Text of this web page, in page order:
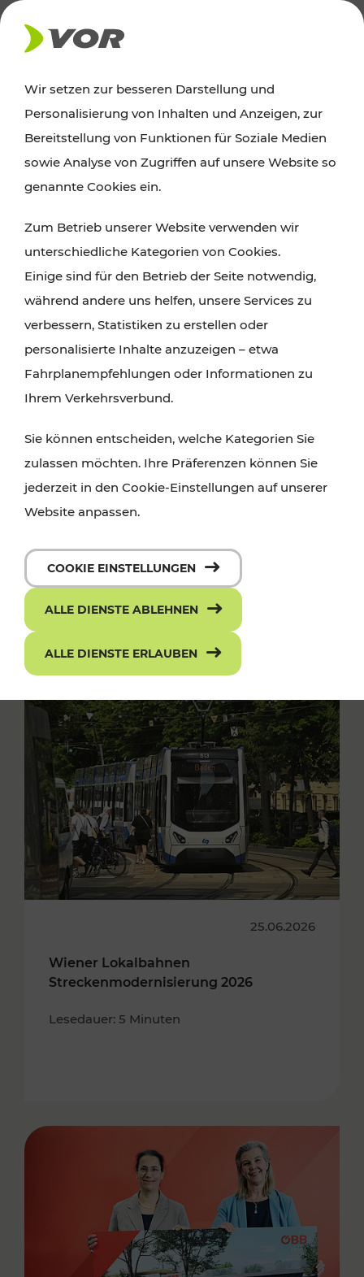
AKTUELLES
News
Alle wichtigen Meldungen zu Fahrplanänderungen,
finden Sie hier im Überblick.
25.06.2026
Wiener Lokalbahnen
Streckenmodernisierung 2026
Lesedauer: 5 Minuten
Wir setzen zur besseren Darstellung und
Personalisierung von Inhalten und Anzeigen, zur
Bereitstellung von Funktionen für Soziale Medien
sowie Analyse von Zugriffen auf unsere Website so
genannte Cookies ein.
Zum Betrieb unserer Website verwenden wir
unterschiedliche Kategorien von Cookies.
Einige sind für den Betrieb der Seite notwendig,
während andere uns helfen, unsere Services zu
verbessern, Statistiken zu erstellen oder
personalisierte Inhalte anzuzeigen – etwa
Fahrplanempfehlungen oder Informationen zu
Ihrem Verkehrsverbund.
Sie können entscheiden, welche Kategorien Sie
zulassen möchten. Ihre Präferenzen können Sie
jederzeit in den Cookie-Einstellungen auf unserer
Website anpassen.
COOKIE EINSTELLUNGEN
ALLE DIENSTE ABLEHNEN
ALLE DIENSTE ERLAUBEN